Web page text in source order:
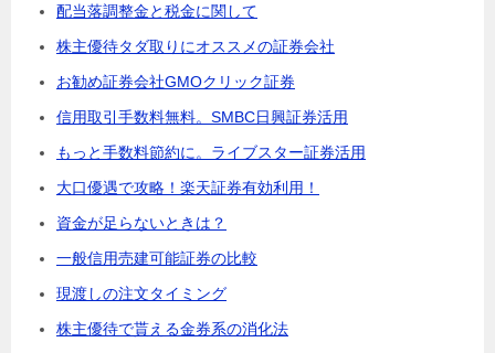
配当落調整金と税金に関して
株主優待タダ取りにオススメの証券会社
お勧め証券会社GMOクリック証券
信用取引手数料無料。SMBC日興証券活用
もっと手数料節約に。ライブスター証券活用
大口優遇で攻略！楽天証券有効利用！
資金が足らないときは？
一般信用売建可能証券の比較
現渡しの注文タイミング
株主優待で貰える金券系の消化法